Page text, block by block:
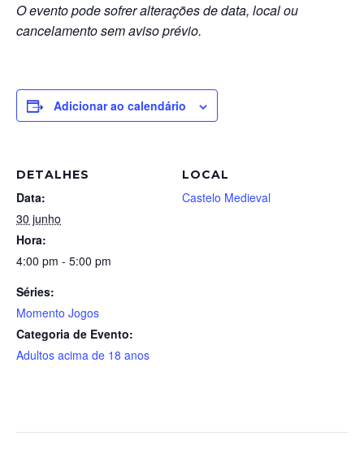
O evento pode sofrer alterações de data, local ou
cancelamento sem aviso prévio.
Adicionar ao calendário
DETALHES
Data:
30 junho
Hora:
4:00 pm - 5:00 pm
Séries:
Momento Jogos
Categoria de Evento:
Adultos acima de 18 anos
LOCAL
Castelo Medieval